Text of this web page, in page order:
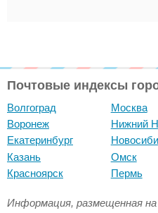
Почтовые индексы
Волгоград
Воронеж
Екатеринбург
Казань
Красноярск
Москва
Нижний
Омск
Пермь
Информация, размещенная